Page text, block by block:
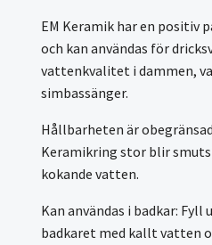
EM Keramik har en positiv
och kan användas för
vattenkvalitet i dammen,
simbassänger.
Hållbarheten är
Keramikring stor blir
kokande vatten.
Kan användas i badkar: Fyll
badkaret med kallt vatten